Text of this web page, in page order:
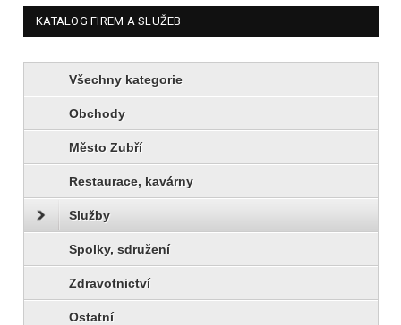
KATALOG FIREM A SLUŽEB
Všechny kategorie
Obchody
Město Zubří
Restaurace, kavárny
Služby
Spolky, sdružení
Zdravotnictví
Ostatní